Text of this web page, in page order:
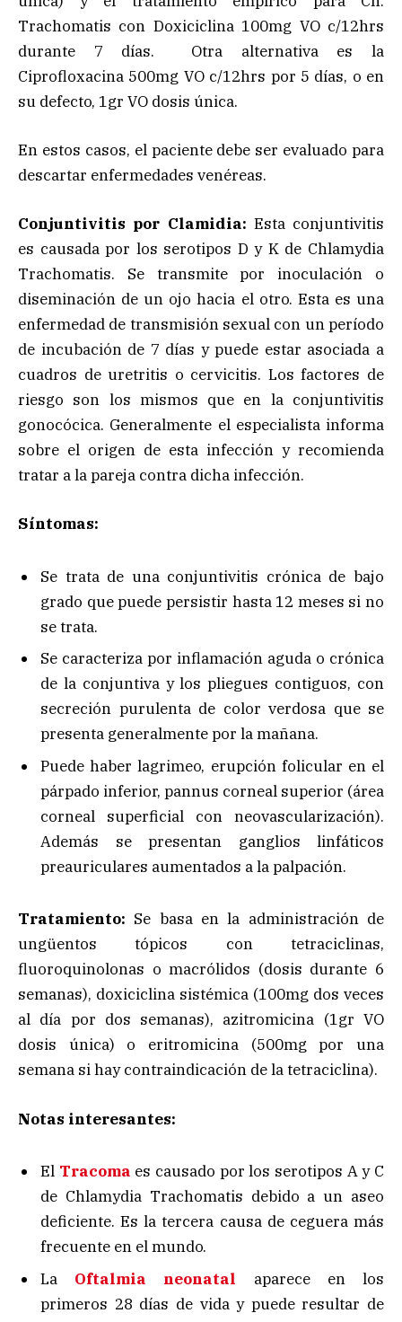
Trachomatis con Doxiciclina 100mg VO c/12hrs
durante 7 días. Otra alternativa es la
Ciprofloxacina 500mg VO c/12hrs por 5 días, o en
su defecto, 1gr VO dosis única.
En estos casos, el paciente debe ser evaluado para
descartar enfermedades venéreas.
Conjuntivitis por Clamidia: Esta conjuntivitis
es causada por los serotipos D y K de Chlamydia
Trachomatis. Se transmite por inoculación o
diseminación de un ojo hacia el otro. Esta es una
enfermedad de transmisión sexual con un período
de incubación de 7 días y puede estar asociada a
cuadros de uretritis o cervicitis. Los factores de
riesgo son los mismos que en la conjuntivitis
gonocócica. Generalmente el especialista informa
sobre el origen de esta infección y recomienda
tratar a la pareja contra dicha infección.
Síntomas:
Se trata de una conjuntivitis crónica de bajo
grado que puede persistir hasta 12 meses si no
se trata.
Se caracteriza por inflamación aguda o crónica
de la conjuntiva y los pliegues contiguos, con
secreción purulenta de color verdosa que se
presenta generalmente por la mañana.
Puede haber lagrimeo, erupción folicular en el
párpado inferior, pannus corneal superior (área
corneal superficial con neovascularización).
Además se presentan ganglios linfáticos
preauriculares aumentados a la palpación.
Tratamiento: Se basa en la administración de
ungüentos tópicos con tetraciclinas,
fluoroquinolonas o macrólidos (dosis durante 6
semanas), doxiciclina sistémica (100mg dos veces
al día por dos semanas), azitromicina (1gr VO
dosis única) o eritromicina (500mg por una
semana si hay contraindicación de la tetraciclina).
Notas interesantes:
El Tracoma es causado por los serotipos A y C
de Chlamydia Trachomatis debido a un aseo
deficiente. Es la tercera causa de ceguera más
frecuente en el mundo.
La Oftalmia neonatal aparece en los
primeros 28 días de vida y puede resultar de